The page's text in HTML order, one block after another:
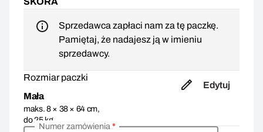
Sprzedawca zapłaci nam za tę paczkę.
Pamiętaj, że nadajesz ją w imieniu
sprzedawcy.
Rozmiar paczki
Mała
maks. 8 × 38 × 64 cm,
do 25 kg
Edytuj
Numer zamówienia*